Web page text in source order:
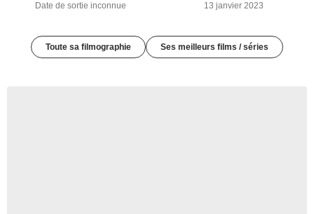
Date de sortie inconnue 13 janvier 2023
Toute sa filmographie Ses meilleurs films / séries